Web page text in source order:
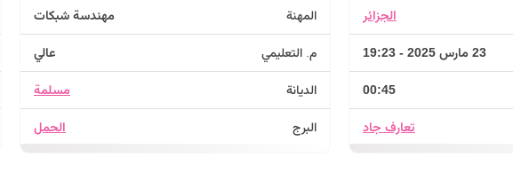
الجزائر
23 مارس 2025 - 19:23
00:45
تعارف جاد
المهنة مهندسة شبكات
م. التعليمي عالي
الديانة مسلمة
البرج الحمل